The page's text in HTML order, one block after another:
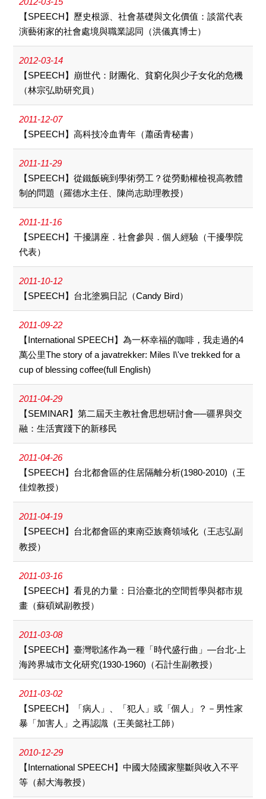
【SPEECH】歷史根源、社會基礎與文化價值：談當代表
演藝術家的社會處境與職業認同（洪儀真博士）
2012-03-14
【SPEECH】崩世代：財團化、貧窮化與少子女化的危機
（林宗弘助研究員）
2011-12-07
【SPEECH】高科技冷血青年（蕭函青秘書）
2011-11-29
【SPEECH】從鐵飯碗到學術勞工？從勞動權檢視高教體
制的問題（羅德水主任、陳尚志助理教授）
2011-11-16
【SPEECH】干擾講座．社會參與．個人經驗（干擾學院
代表）
2011-10-12
【SPEECH】台北塗鴉日記（Candy Bird）
2011-09-22
【International SPEECH】為一杯幸福的咖啡，我走過的4
萬公里The story of a javatrekker: Miles I\'ve trekked for a
cup of blessing coffee(full English)
2011-04-29
【SEMINAR】第二屆天主教社會思想研討會──疆界與交
融：生活實踐下的新移民
2011-04-26
【SPEECH】台北都會區的住居隔離分析(1980-2010)（王
佳煌教授）
2011-04-19
【SPEECH】台北都會區的東南亞族裔領域化（王志弘副
教授）
2011-03-16
【SPEECH】看見的力量：日治臺北的空間哲學與都市規
畫（蘇碩斌副教授）
2011-03-08
【SPEECH】臺灣歌謠作為一種「時代盛行曲」—台北-上
海跨界城市文化研究(1930-1960)（石計生副教授）
2011-03-02
【SPEECH】「病人」、「犯人」或「個人」？－男性家
暴「加害人」之再認識（王美懿社工師）
2010-12-29
【International SPEECH】中國大陸國家壟斷與收入不平
等（郝大海教授）